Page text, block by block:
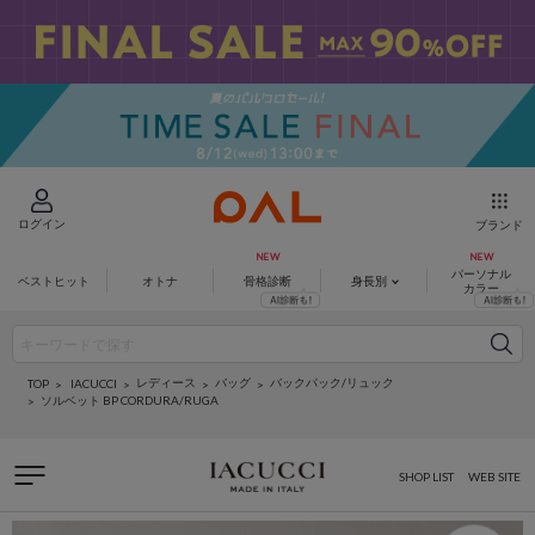
ログイン ブランド
ベストヒット オトナ 骨格診断 身長別
パーソナル
カラー
TOP IACUCCI レディース バッグ
バックパック/リュック
ソルベット BP CORDURA/RUGA
SHOP LIST WEB SITE